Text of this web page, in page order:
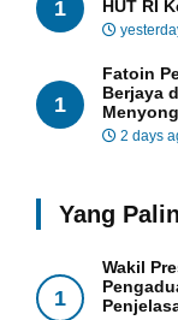
1
HUT RI
1
Fatoin
Berjaya
2 days
Yang
1
Wakil